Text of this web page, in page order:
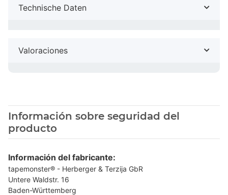
Technische Daten
Valoraciones
Información sobre seguridad del
producto
Información del fabricante:
tapemonster® - Herberger & Terzija GbR
Untere Waldstr. 16
Baden-Württemberg